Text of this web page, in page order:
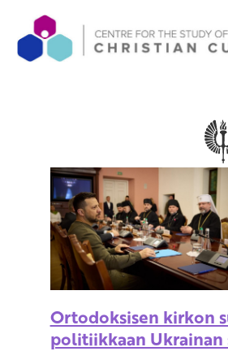
Ortodoksisen kirkon
politiikkaan Ukrainan